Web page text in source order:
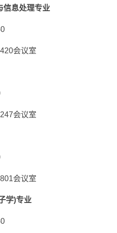
信息处理专业
会议室
会议室
会议室
学)专业